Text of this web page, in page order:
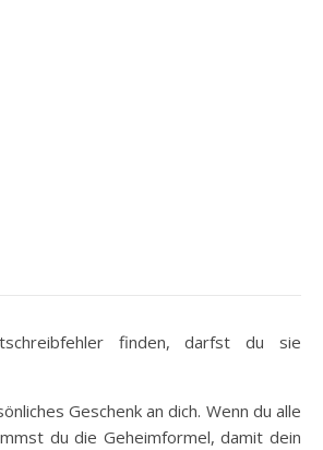
finden, darfst du sie
Geschenk an dich. Wenn du alle
du die Geheimformel, damit dein